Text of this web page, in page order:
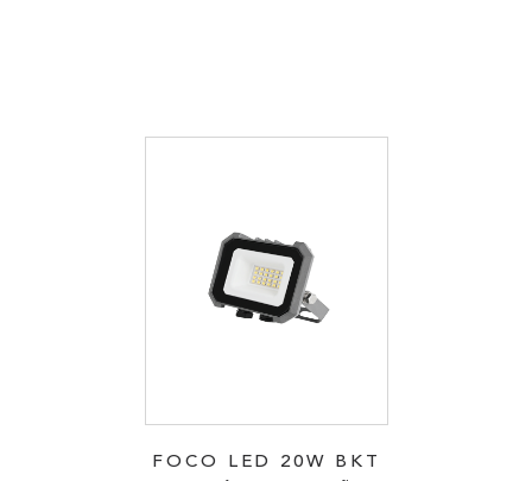
FOCO LED 20W BKT